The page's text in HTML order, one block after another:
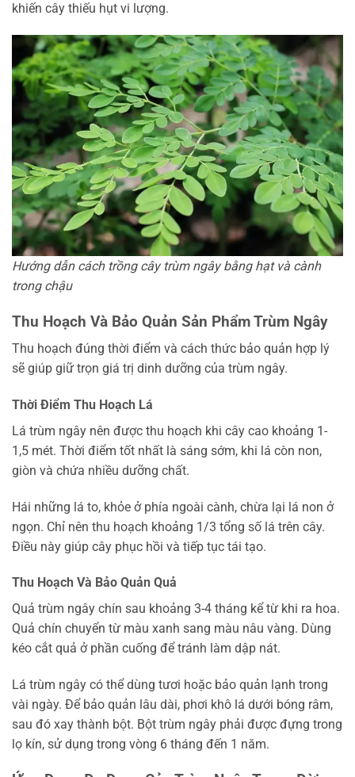
khiến cây thiếu hụt vi lượng.
Hướng dẫn cách trồng cây trùm ngây bằng hạt và cành
trong chậu
Thu Hoạch Và Bảo Quản Sản Phẩm Trùm Ngây
Thu hoạch đúng thời điểm và cách thức bảo quản hợp lý
sẽ giúp giữ trọn giá trị dinh dưỡng của trùm ngây.
Thời Điểm Thu Hoạch Lá
Lá trùm ngây nên được thu hoạch khi cây cao khoảng 1-
1,5 mét. Thời điểm tốt nhất là sáng sớm, khi lá còn non,
giòn và chứa nhiều dưỡng chất.
Hái những lá to, khỏe ở phía ngoài cành, chừa lại lá non ở
ngọn. Chỉ nên thu hoạch khoảng 1/3 tổng số lá trên cây.
Điều này giúp cây phục hồi và tiếp tục tái tạo.
Thu Hoạch Và Bảo Quản Quả
Quả trùm ngây chín sau khoảng 3-4 tháng kể từ khi ra hoa.
Quả chín chuyển từ màu xanh sang màu nâu vàng. Dùng
kéo cắt quả ở phần cuống để tránh làm dập nát.
Lá trùm ngây có thể dùng tươi hoặc bảo quản lạnh trong
vài ngày. Để bảo quản lâu dài, phơi khô lá dưới bóng râm,
sau đó xay thành bột. Bột trùm ngây phải được đựng trong
lọ kín, sử dụng trong vòng 6 tháng đến 1 năm.